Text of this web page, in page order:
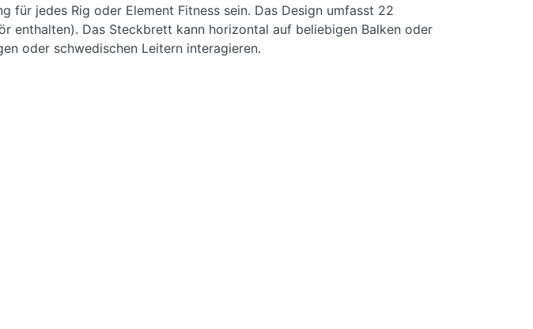
für jedes Rig oder Element Fitness sein. Das Design umfasst 22
enthalten). Das Steckbrett kann horizontal auf beliebigen Balken oder
oder schwedischen Leitern interagieren.